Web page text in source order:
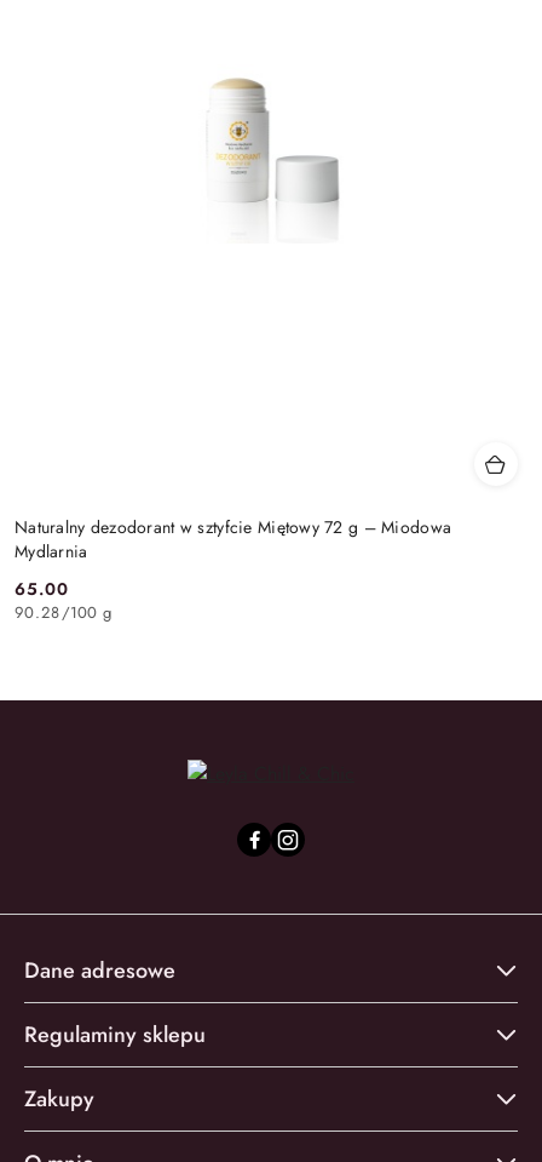
Naturalny dezodorant w sztyfcie Miętowy 72 g – Miodowa
Mydlarnia
Cena:
65.00
90.28/100 g
Dane adresowe
Regulaminy sklepu
Zakupy